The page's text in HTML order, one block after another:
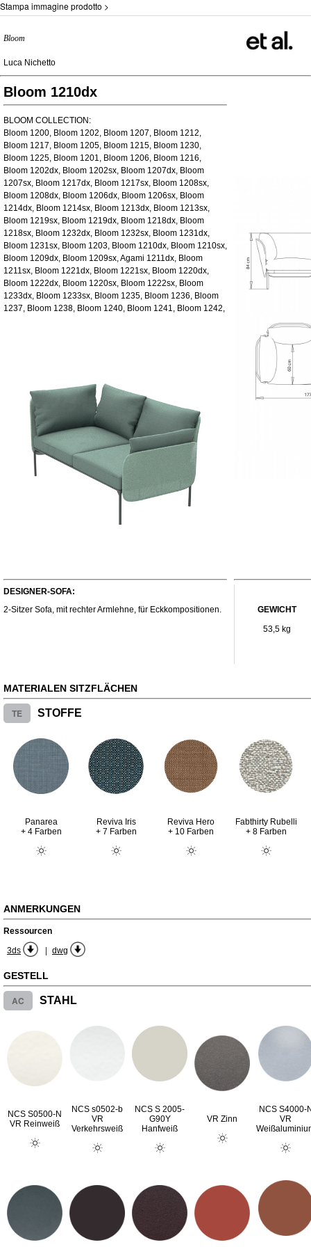
Stampa immagine prodotto >
Bloom
Luca Nichetto
Bloom 1210dx
BLOOM COLLECTION:
Bloom 1200, Bloom 1202, Bloom 1207, Bloom 1212,
Bloom 1217, Bloom 1205, Bloom 1215, Bloom 1230,
Bloom 1225, Bloom 1201, Bloom 1206, Bloom 1216,
Bloom 1202dx, Bloom 1202sx, Bloom 1207dx, Bloom
1207sx, Bloom 1217dx, Bloom 1217sx, Bloom 1208sx,
Bloom 1208dx, Bloom 1206dx, Bloom 1206sx, Bloom
1214dx, Bloom 1214sx, Bloom 1213dx, Bloom 1213sx,
Bloom 1219sx, Bloom 1219dx, Bloom 1218dx, Bloom
1218sx, Bloom 1232dx, Bloom 1232sx, Bloom 1231dx,
Bloom 1231sx, Bloom 1203, Bloom 1210dx, Bloom 1210sx,
Bloom 1209dx, Bloom 1209sx, Agami 1211dx, Bloom
1211sx, Bloom 1221dx, Bloom 1221sx, Bloom 1220dx,
Bloom 1222dx, Bloom 1220sx, Bloom 1222sx, Bloom
1233dx, Bloom 1233sx, Bloom 1235, Bloom 1236, Bloom
1237, Bloom 1238, Bloom 1240, Bloom 1241, Bloom 1242,
DESIGNER-SOFA:
2-Sitzer Sofa, mit rechter Armlehne, für Eckkompositionen.
GEWICHT
53,5 kg
MATERIALEN SITZFLÄCHEN
TE STOFFE
Panarea
+ 4 Farben
Reviva Iris
+ 7 Farben
Reviva Hero
+ 10 Farben
Fabthirty Rubelli
+ 8 Farben
ANMERKUNGEN
Ressourcen
3ds
| dwg
GESTELL
AC STAHL
NCS S0500-N
VR Reinweiß
NCS s0502-b
VR
Verkehrsweiß
NCS S 2005-
G90Y
Hanfweiß
VR Zinn
NCS S4000-
VR